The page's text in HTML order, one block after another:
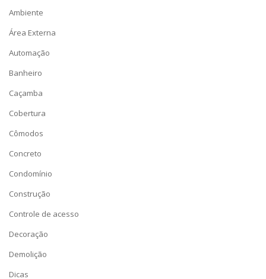
Ambiente
Área Externa
Automação
Banheiro
Caçamba
Cobertura
Cômodos
Concreto
Condomínio
Construção
Controle de acesso
Decoração
Demolição
Dicas